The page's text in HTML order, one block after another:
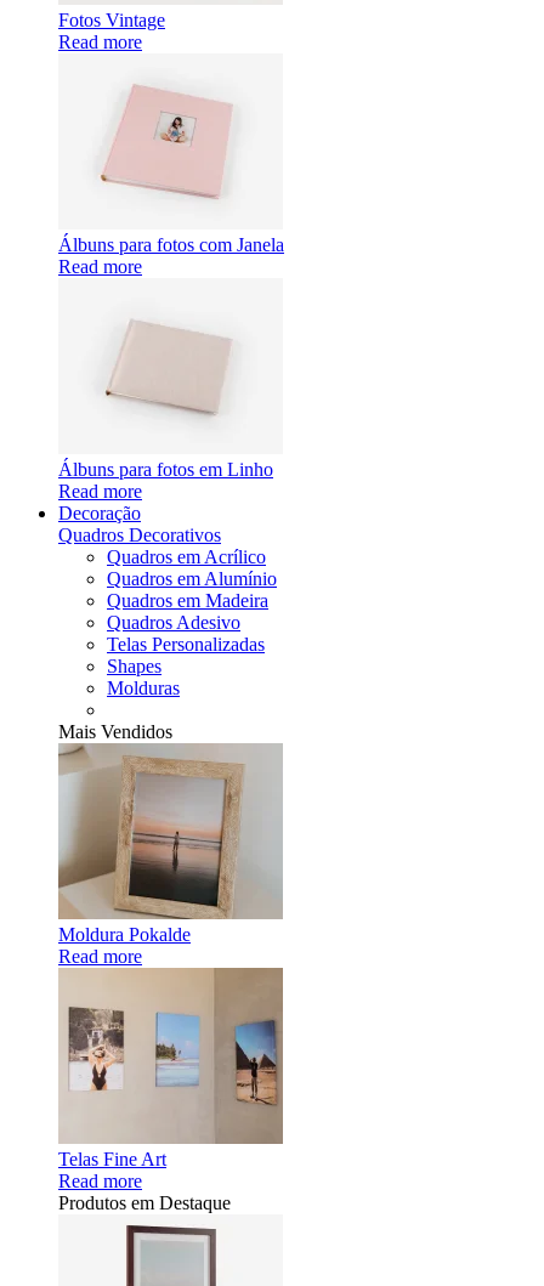
Fotos Vintage
Read more
Álbuns para fotos com Janela
Read more
Álbuns para fotos em Linho
Read more
Decoração
Quadros Decorativos
Quadros em Acrílico
Quadros em Alumínio
Quadros em Madeira
Quadros Adesivo
Telas Personalizadas
Shapes
Molduras
Mais Vendidos
Moldura Pokalde
Read more
Telas Fine Art
Read more
Produtos em Destaque